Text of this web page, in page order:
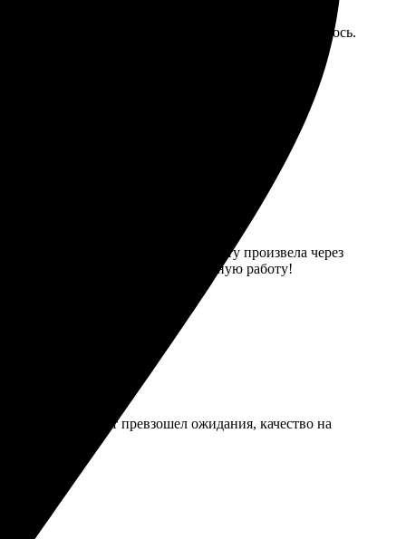
свои фотографии и разместила их так, как хотелось.
переданы четко. Упаковка надежная, никаких
свой интерьер.
объяснил и помог выбрать. Оплату произвела через
Спасибо за прекрасно выполненную работу!
Результат превзошел ожидания, качество на